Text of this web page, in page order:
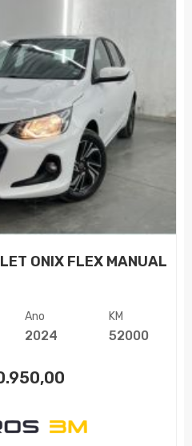
ONIX FLEX MANUAL
Ano
2024
KM
52000